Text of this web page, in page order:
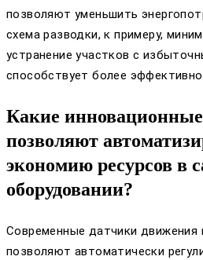
позволяют уменьшить
схема разводки, к примеру,
устранение участков с
способствует более
Какие
позволяют
экономию ресурсов в
оборудовании?
Современные датчики
позволяют автоматически